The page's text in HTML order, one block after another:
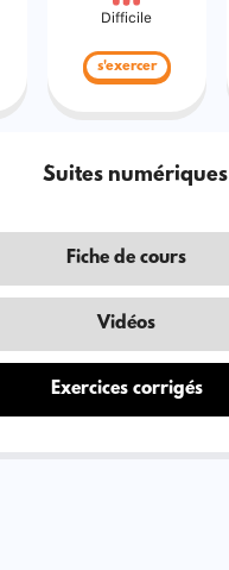
Difficile
s'exercer
Suites numériques
Fiche de cours
Vidéos
Exercices corrigés